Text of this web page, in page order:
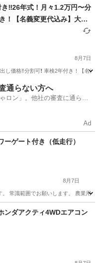
ミッション
‼️26年式！月々1.2万円〜分
！【名義変更代込み】大人
テアリングスイッチ付き☆
行中DVD見れます☆☆ET
ア☆便利なバックカメラ付
8月7日
し価格‼️分割可❗️ 車検2年付き！【
通らない方へ
ロン」。他社の審査に通らな
Ad
ゲート付き（低走行）
8月7日
常識範囲でお願いします。 農業用
ンダアクティ4WDエアコン